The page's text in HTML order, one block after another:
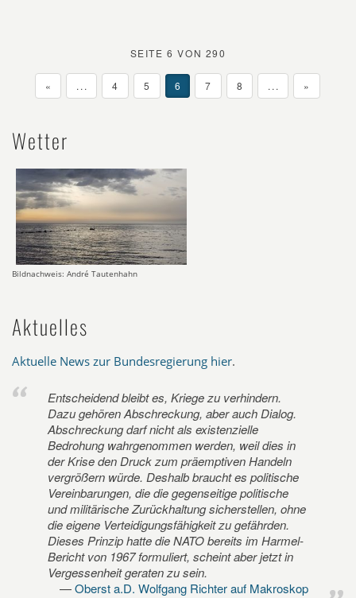
SEITE 6 VON 290
« ... 4 5 6 7 8 ... »
Wetter
Bildnachweis: André Tautenhahn
Aktuelles
Aktuelle News zur Bundesregierung hier.
Entscheidend bleibt es, Kriege zu verhindern.
Dazu gehören Abschreckung, aber auch Dialog.
Abschreckung darf nicht als existenzielle
Bedrohung wahrgenommen werden, weil dies in
der Krise den Druck zum präemptiven Handeln
vergrößern würde. Deshalb braucht es politische
Vereinbarungen, die die gegenseitige politische
und militärische Zurückhaltung sicherstellen, ohne
die eigene Verteidigungsfähigkeit zu gefährden.
Dieses Prinzip hatte die NATO bereits im Harmel-
Bericht von 1967 formuliert, scheint aber jetzt in
Vergessenheit geraten zu sein.
Oberst a.D. Wolfgang Richter auf Makroskop